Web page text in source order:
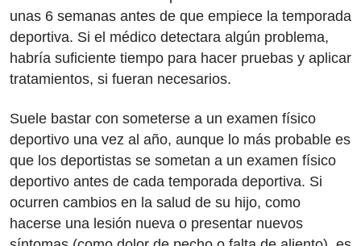
unas 6 semanas antes de que empiece la temporada
deportiva. Si el médico detectara algún problema,
habría suficiente tiempo para hacer pruebas y aplicar
tratamientos, si fueran necesarios.
Suele bastar con someterse a un examen físico
deportivo una vez al año, aunque lo más probable es
que los deportistas se sometan a un examen físico
deportivo antes de cada temporada deportiva. Si
ocurren cambios en la salud de su hijo, como
hacerse una lesión nueva o presentar nuevos